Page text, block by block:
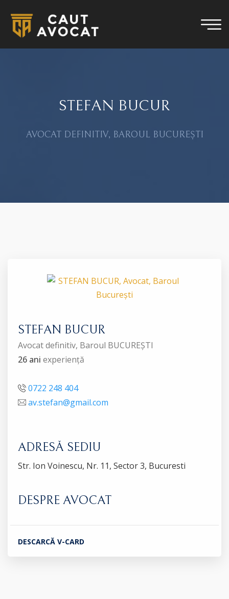
STEFAN BUCUR
AVOCAT DEFINITIV, BAROUL BUCUREȘTI
STEFAN BUCUR
Avocat definitiv, Baroul BUCUREȘTI
26 ani experiență
0722 248 404
av.stefan@gmail.com
ADRESĂ SEDIU
Str. Ion Voinescu, Nr. 11, Sector 3, Bucuresti
DESPRE AVOCAT
DESCARCĂ V-CARD